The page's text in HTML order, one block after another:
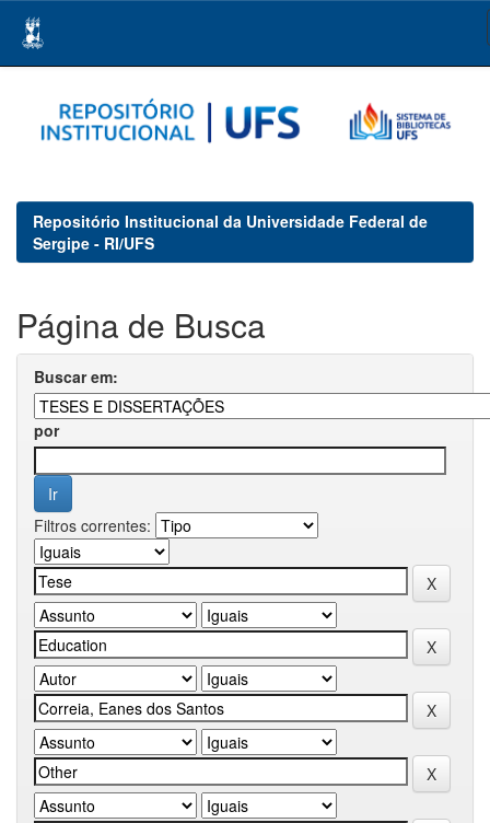
navigation
Repositório Institucional da Universidade Federal de
Sergipe - RI/UFS
Página de Busca
Buscar em:
por
Filtros correntes: